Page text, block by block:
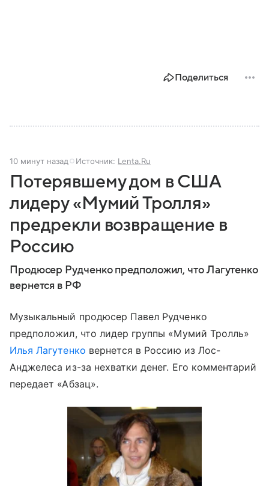
Поделиться
10 минут назад Источник: Lenta.Ru
Потерявшему дом в США
лидеру «Мумий Тролля»
предрекли возвращение в
Россию
Продюсер Рудченко предположил, что Лагутенко
вернется в РФ
Музыкальный продюсер Павел Рудченко
предположил, что лидер группы «Мумий Тролль»
Илья Лагутенко вернется в Россию из Лос-
Анджелеса из-за нехватки денег. Его комментарий
передает «Абзац».